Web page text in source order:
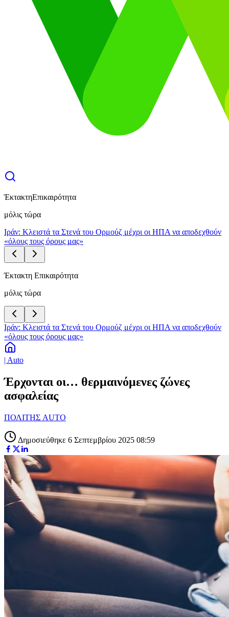
ΈκτακτηΕπικαιρότητα
μόλις τώρα
Ιράν: Κλειστά τα Στενά του Ορμούζ μέχρι οι ΗΠΑ να αποδεχθούν
«όλους τους όρους μας»
Έκτακτη Επικαιρότητα
μόλις τώρα
Ιράν: Κλειστά τα Στενά του Ορμούζ μέχρι οι ΗΠΑ να αποδεχθούν
«όλους τους όρους μας»
| Auto
Έρχονται οι… θερμαινόμενες ζώνες
ασφαλείας
ΠΟΛΙΤΗΣ AUTO
Δημοσιεύθηκε 6 Σεπτεμβρίου 2025 08:59